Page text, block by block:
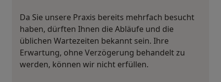
Da Sie unsere Praxis bereits mehrfach besucht
haben, dürften Ihnen die Abläufe und die
üblichen Wartezeiten bekannt sein. Ihre
Erwartung, ohne Verzögerung behandelt zu
werden, können wir nicht erfüllen.